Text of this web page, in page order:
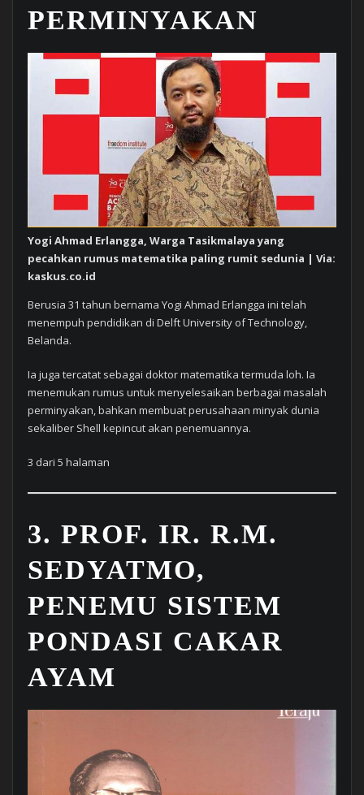
PERMINYAKAN
Yogi Ahmad Erlangga, Warga Tasikmalaya yang
pecahkan rumus matematika paling rumit sedunia | Via:
kaskus.co.id
Berusia 31 tahun bernama Yogi Ahmad Erlangga ini telah
menempuh pendidikan di Delft University of Technology,
Belanda.
Ia juga tercatat sebagai doktor matematika termuda loh. Ia
menemukan rumus untuk menyelesaikan berbagai masalah
perminyakan, bahkan membuat perusahaan minyak dunia
sekaliber Shell kepincut akan penemuannya.
3 dari 5 halaman
3. PROF. IR. R.M.
SEDYATMO,
PENEMU SISTEM
PONDASI CAKAR
AYAM